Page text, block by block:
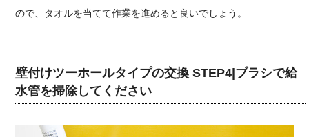
ので、タオルを当てて作業を進めると良いでしょう。
壁付けツーホールタイプの交換 STEP4|ブラシで給
水管を掃除してください